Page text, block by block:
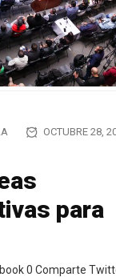
OCTUBRE 28,
para
0 Comparte